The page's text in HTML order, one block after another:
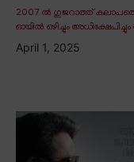
2007 ൽ ഗുജറാത്ത് കലാപത്തെ
ഓയിൽ ഒഴിച്ചും
April 1, 2025